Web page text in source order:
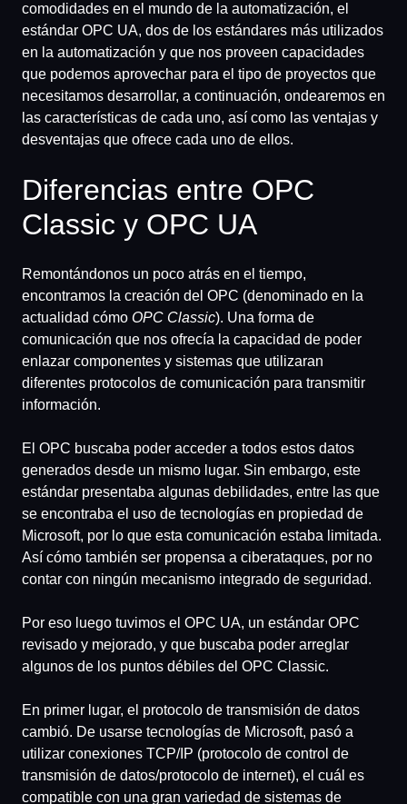
comodidades en el mundo de la automatización, el
estándar OPC UA, dos de los estándares más utilizados
en la automatización y que nos proveen capacidades
que podemos aprovechar para el tipo de proyectos que
necesitamos desarrollar, a continuación, ondearemos en
las características de cada uno, así como las ventajas y
desventajas que ofrece cada uno de ellos.
Diferencias entre OPC
Classic y OPC UA
Remontándonos un poco atrás en el tiempo,
encontramos la creación del OPC (denominado en la
actualidad cómo OPC Classic). Una forma de
comunicación que nos ofrecía la capacidad de poder
enlazar componentes y sistemas que utilizaran
diferentes protocolos de comunicación para transmitir
información.
El OPC buscaba poder acceder a todos estos datos
generados desde un mismo lugar. Sin embargo, este
estándar presentaba algunas debilidades, entre las que
se encontraba el uso de tecnologías en propiedad de
Microsoft, por lo que esta comunicación estaba limitada.
Así cómo también ser propensa a ciberataques, por no
contar con ningún mecanismo integrado de seguridad.
Por eso luego tuvimos el OPC UA, un estándar OPC
revisado y mejorado, y que buscaba poder arreglar
algunos de los puntos débiles del OPC Classic.
En primer lugar, el protocolo de transmisión de datos
cambió. De usarse tecnologías de Microsoft, pasó a
utilizar conexiones TCP/IP (protocolo de control de
transmisión de datos/protocolo de internet), el cuál es
compatible con una gran variedad de sistemas de